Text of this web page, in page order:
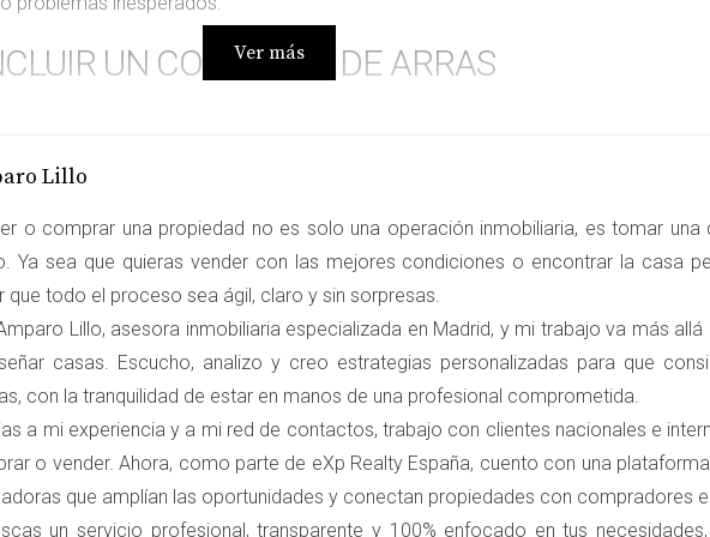
UN CONTRATO DE ARRAS
incluir los datos personales de comprador y vendedor, así como su estado civil
especifique la ubicación, características y número de referencia catastral de la
entregada como arras y el monto total del precio de venta de la
fechas y condiciones bajo las cuales se llevará a cabo la firma del contrato de
establecer las consecuencias en caso de que alguna de las partes no
adicionales según las necesidades particulares del acuerdo, como el
DE LAS PARTES
Ver más
Lillo
o comprar una propiedad no es solo una operación inmobiliaria, es tomar una
Ya sea que quieras vender con las mejores condiciones o encontrar la casa
que todo el proceso sea ágil, claro y sin sorpresas.
Lillo, asesora inmobiliaria especializada en Madrid, y mi trabajo va más allá
casas. Escucho, analizo y creo estrategias personalizadas para que
con la tranquilidad de estar en manos de una profesional comprometida.
a mi experiencia y a mi red de contactos, trabajo con clientes nacionales e
o vender. Ahora, como parte de eXp Realty España, cuento con una
que amplían las oportunidades y conectan propiedades con compradores
un servicio profesional, transparente y 100% enfocado en tus